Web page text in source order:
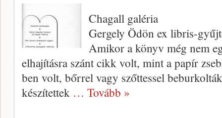
Chagall galéria
Gergely Ödön ex libris-
Amikor a könyv még nem
elhají­tásra szánt cikk volt, mint a papír
ben volt, bőrrel vagy szőttessel
készítettek … Tovább »